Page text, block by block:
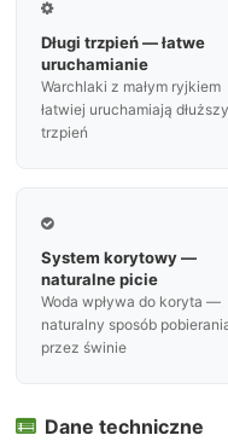

Długi trzpień — łatwe
uruchamianie
Warchlaki z małym ryjkiem
łatwiej uruchamiają dłuższy
trzpień

System korytowy —
naturalne picie
Woda wpływa do koryta —
naturalny sposób
przez świnie
 Dane techniczne